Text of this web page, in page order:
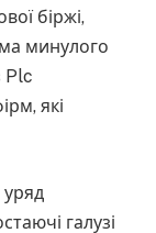
біржі,
минулого
Plc
які
галузі